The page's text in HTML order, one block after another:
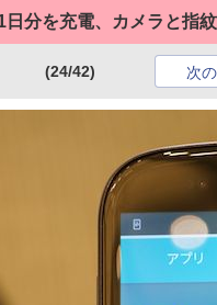
日分を充電、カメラと指
(24/42) 次